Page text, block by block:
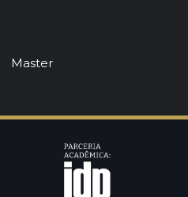
Master